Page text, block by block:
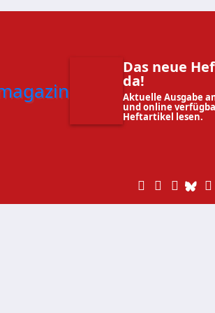
Das neue
da!
Aktuelle Ausgabe
und online
Heftartikel lesen.